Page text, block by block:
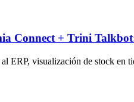
Connect + Trini
ERP, visualización de stock